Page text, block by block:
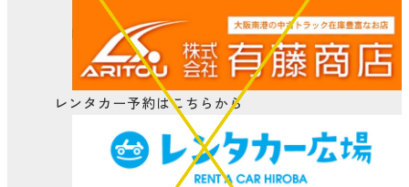
レンタカー予約はこちらから